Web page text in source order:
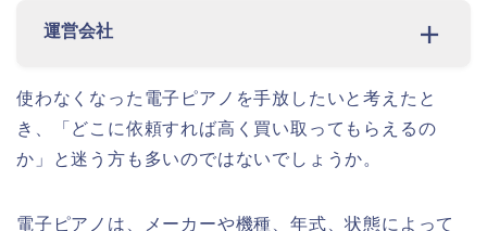
運営会社
使わなくなった電子ピアノを手放したいと考えたと
き、「どこに依頼すれば高く買い取ってもらえるの
か」と迷う方も多いのではないでしょうか。
電子ピアノは、メーカーや機種、年式、状態によって